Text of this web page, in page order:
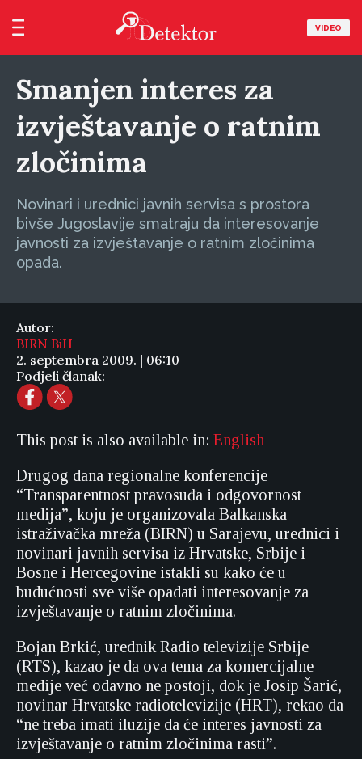
VIDEO
Smanjen interes za
izvještavanje o ratnim
zločinima
Novinari i urednici javnih servisa s prostora
bivše Jugoslavije smatraju da interesovanje
javnosti za izvještavanje o ratnim zločinima
opada.
Autor:
BIRN BiH
2. septembra 2009. | 06:10
Podjeli članak:
This post is also available in: English
Drugog dana regionalne konferencije
“Transparentnost pravosuđa i odgovornost
medija”, koju je organizovala Balkanska
istraživačka mreža (BIRN) u Sarajevu, urednici i
novinari javnih servisa iz Hrvatske, Srbije i
Bosne i Hercegovine istakli su kako će u
budućnosti sve više opadati interesovanje za
izvještavanje o ratnim zločinima.
Bojan Brkić, urednik Radio televizije Srbije
(RTS), kazao je da ova tema za komercijalne
medije već odavno ne postoji, dok je Josip Šarić,
novinar Hrvatske radiotelevizije (HRT), rekao da
“ne treba imati iluzije da će interes javnosti za
izvještavanje o ratnim zločinima rasti”.